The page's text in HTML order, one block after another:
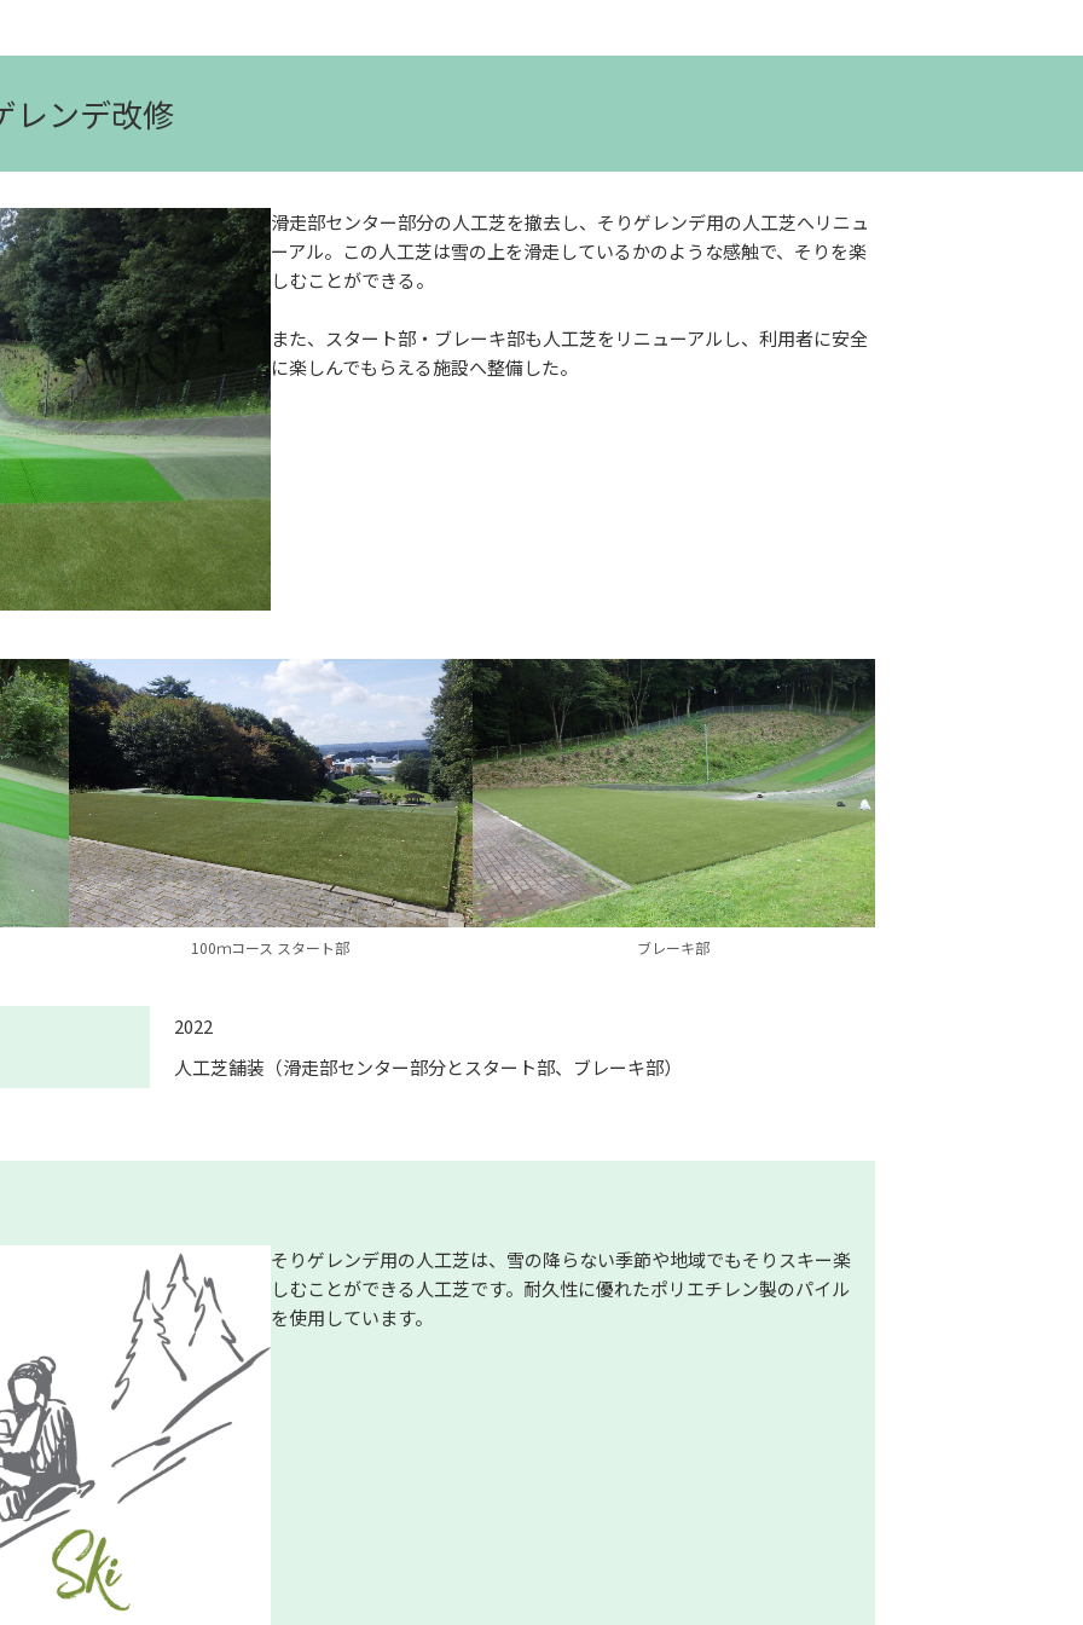
レンデ改修
滑走部センター部分の人工芝を撤去し、そりゲレンデ用の人工芝へリニュ
ーアル。この人工芝は雪の上を滑走しているかのような感触で、そりを楽
しむことができる。
また、スタート部・ブレーキ部も人工芝をリニューアルし、利用者に安全
に楽しんでもらえる施設へ整備した。
100ｍコース スタート部 ブレーキ部
2022
人工芝舗装（滑走部センター部分とスタート部、ブレーキ部）
そりゲレンデ用の人工芝は、雪の降らない季節や地域でもそりスキー楽
しむことができる人工芝です。耐久性に優れたポリエチレン製のパイル
を使用しています。